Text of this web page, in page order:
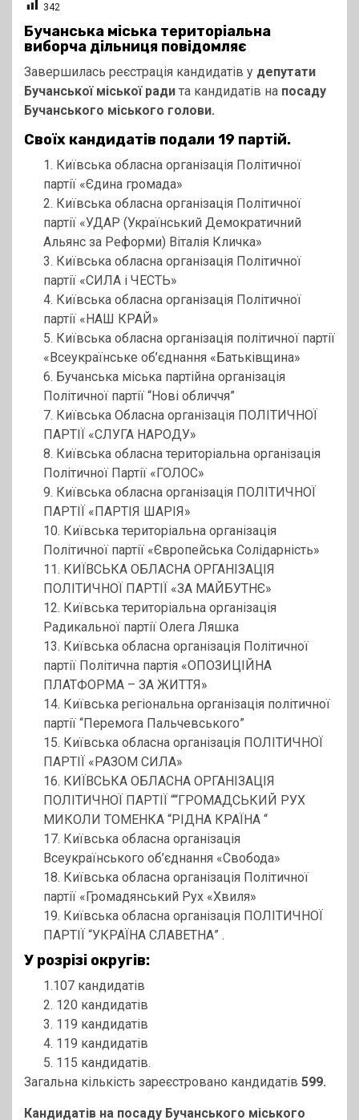
342
Бучанська міська територіальна
виборча дільниця повідомляє
Завершилась реєстрація кандидатів у депутати
Бучанської міської ради та кандидатів на посаду
Бучанського міського голови.
Своїх кандидатів подали 19 партій.
1. Київська обласна організація Політичної
партії «Єдина громада»
2. Київська обласна організація Політичної
партії «УДАР (Український Демократичний
Альянс за Реформи) Віталія Кличка»
3. Київська обласна організація Політичної
партії «СИЛА і ЧЕСТЬ»
4. Київська обласна організація Політичної
партії «НАШ КРАЙ»
5. Київська обласна організація політичної партії
«Всеукраїнське об’єднання «Батьківщина»
6. Бучанська міська партійна організація
Політичної партії “Нові обличчя”
7. Київська Обласна організація ПОЛІТИЧНОЇ
ПАРТІЇ «СЛУГА НАРОДУ»
8. Київська обласна територіальна організація
Політичної Партії «ГОЛОС»
9. Київська обласна організація ПОЛІТИЧНОЇ
ПАРТІЇ «ПАРТІЯ ШАРІЯ»
10. Київська територіальна організація
Політичної партії «Європейська Солідарність»
11. КИЇВСЬКА ОБЛАСНА ОРГАНІЗАЦІЯ
ПОЛІТИЧНОЇ ПАРТІЇ «ЗА МАЙБУТНЄ»
12. Київська територіальна організація
Радикальної партії Олега Ляшка
13. Київська обласна організація Політичної
партії Політична партія «ОПОЗИЦІЙНА
ПЛАТФОРМА – ЗА ЖИТТЯ»
14. Київська регіональна організація політичної
партії “Перемога Пальчевського”
15. Київська обласна організація ПОЛІТИЧНОЇ
ПАРТІЇ «РАЗОМ СИЛА»
16. КИЇВСЬКА ОБЛАСНА ОРГАНІЗАЦІЯ
ПОЛІТИЧНОЇ ПАРТІЇ ““ГРОМАДСЬКИЙ РУХ
МИКОЛИ ТОМЕНКА “РІДНА КРАЇНА “
17. Київська обласна організація
Всеукраїнського об’єднання «Свобода»
18. Київська обласна організація Політичної
партії «Громадянський Рух «Хвиля»
19. Київська обласна організація ПОЛІТИЧНОЇ
ПАРТІЇ “УКРАЇНА СЛАВЕТНА” .
У розрізі округів:
1.107 кандидатів
2. 120 кандидатів
3. 119 кандидатів
4. 119 кандидатів
5. 115 кандидатів.
Загальна кількість зареєстровано кандидатів 599.
Кандидатів на посаду Бучанського міського